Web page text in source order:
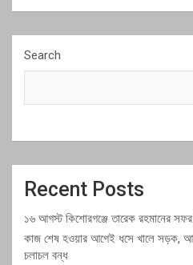
Search
Recent Posts
১৬ আগস্ট কিশোরগঞ্জে তারেক রহমানের
কাজ শেষ হওয়ার আগেই ধসে খালে সড়ক,
চলাচল বন্ধ